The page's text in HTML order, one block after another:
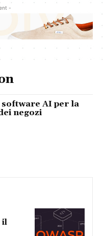
-
software AI per la
negozi
il